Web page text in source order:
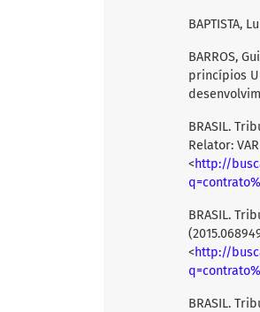
BAPTISTA,
BARROS,
princípios
BRASIL.
Relator:
<http://
BRASIL.
<http://
BRASIL.